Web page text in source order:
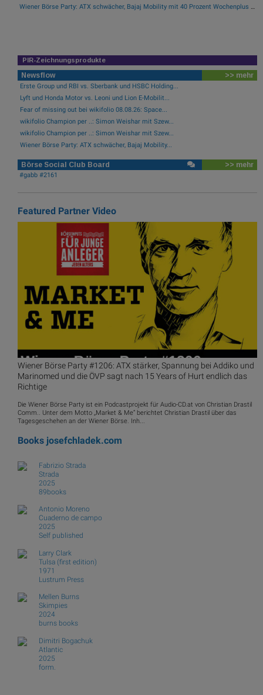
Wiener Börse Party: ATX schwächer, Bajaj Mobility mit 40 Prozent Wochenplus und vielleicht Momentum aus Indien (Podcast)
PIR-Zeichnungsprodukte
Newsflow >> mehr
Erste Group und RBI vs. Sberbank und HSBC Holding...
Lyft und Honda Motor vs. Leoni und Lion E-Mobilit...
Fear of missing out bei wikifolio 08.08.26: Space...
wikifolio Champion per ..: Simon Weishar mit Szew...
wikifolio Champion per ..: Simon Weishar mit Szew...
Wiener Börse Party: ATX schwächer, Bajaj Mobility...
Börse Social Club Board >> mehr
#gabb #2161
Featured Partner Video
Wiener Börse Party #1206: ATX stärker, Spannung bei Addiko und
Marinomed und die ÖVP sagt nach 15 Years of Hurt endlich das
Richtige
Die Wiener Börse Party ist ein Podcastprojekt für Audio-CD.at von Christian Drastil
Comm.. Unter dem Motto „Market & Me“ berichtet Christian Drastil über das
Tagesgeschehen an der Wiener Börse. Inh...
Books josefchladek.com
Fabrizio Strada
Strada
2025
89books
Antonio Moreno
Cuaderno de campo
2025
Self published
Larry Clark
Tulsa (first edition)
1971
Lustrum Press
Mellen Burns
Skimpies
2024
burns books
Dimitri Bogachuk
Atlantic
2025
form.